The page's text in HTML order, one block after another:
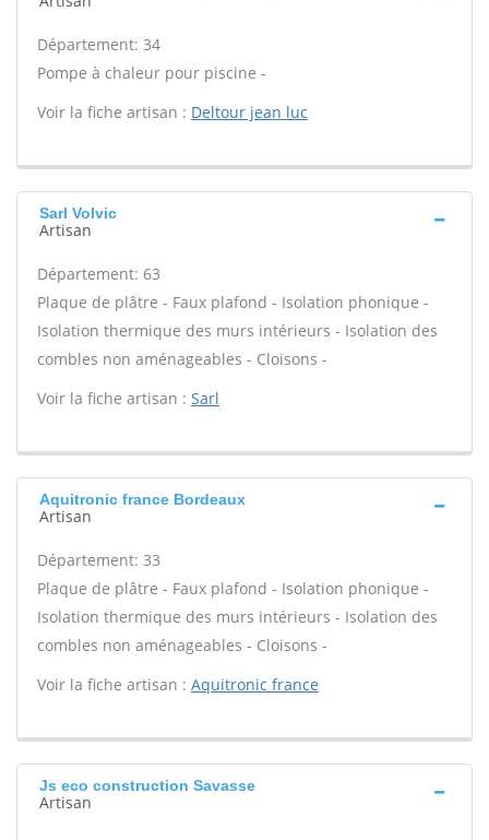
Département: 34
Pompe à chaleur pour piscine -
Voir la fiche artisan : Deltour jean luc
Sarl Volvic
Artisan
Département: 63
Plaque de plâtre - Faux plafond - Isolation phonique -
Isolation thermique des murs intérieurs - Isolation des
combles non aménageables - Cloisons -
Voir la fiche artisan : Sarl
Aquitronic france Bordeaux
Artisan
Département: 33
Plaque de plâtre - Faux plafond - Isolation phonique -
Isolation thermique des murs intérieurs - Isolation des
combles non aménageables - Cloisons -
Voir la fiche artisan : Aquitronic france
Js eco construction Savasse
Artisan